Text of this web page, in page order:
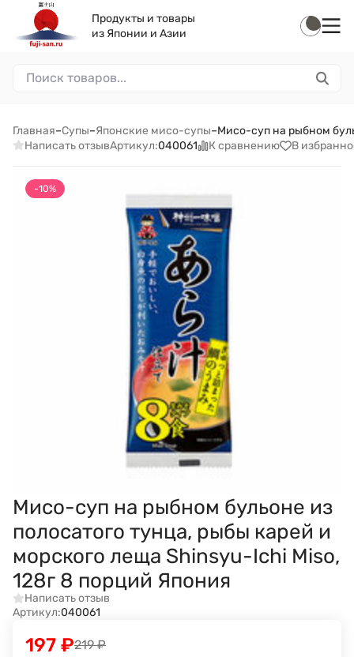
Продукты и товары
из Японии и Азии
Главная–Супы–Японские мисо-супы–Мисо-суп на рыбном
Написать отзывАртикул:040061 К сравнению В
-10%
Мисо-суп на рыбном бульоне из
полосатого тунца, рыбы карей и
морского леща Shinsyu-Ichi Miso,
128г 8 порций Япония
Написать отзыв
Артикул:040061
219 ₽
197 ₽